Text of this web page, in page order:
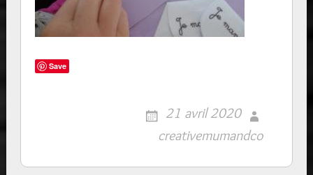
Save
21 avril 2020
creativemumandco